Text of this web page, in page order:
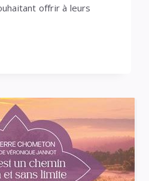
offrir à leurs